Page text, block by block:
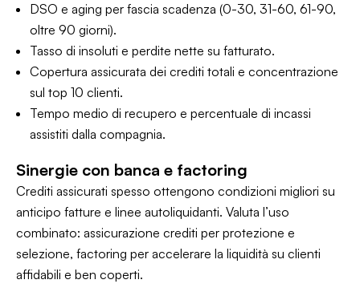
DSO e aging per fascia scadenza (0-30, 31-60, 61-90,
oltre 90 giorni).
Tasso di insoluti e perdite nette su fatturato.
Copertura assicurata dei crediti totali e concentrazione
sul top 10 clienti.
Tempo medio di recupero e percentuale di incassi
assistiti dalla compagnia.
Sinergie con banca e factoring
Crediti assicurati spesso ottengono condizioni migliori su
anticipo fatture e linee autoliquidanti. Valuta l’uso
combinato: assicurazione crediti per protezione e
selezione, factoring per accelerare la liquidità su clienti
affidabili e ben coperti.